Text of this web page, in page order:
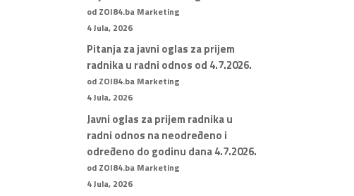
od ZOI84.ba Marketing
4 Jula, 2026
Pitanja za javni oglas za prijem
radnika u radni odnos od 4.7.2026.
od ZOI84.ba Marketing
4 Jula, 2026
Javni oglas za prijem radnika u
radni odnos na neodređeno i
određeno do godinu dana 4.7.2026.
od ZOI84.ba Marketing
4 Jula, 2026